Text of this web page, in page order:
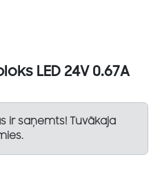
LED 24V 0.67A
ir saņemts! Tuvākaja